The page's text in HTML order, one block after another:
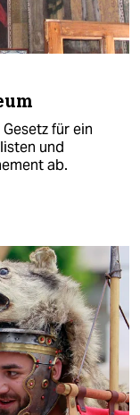
für ein
und
ab.